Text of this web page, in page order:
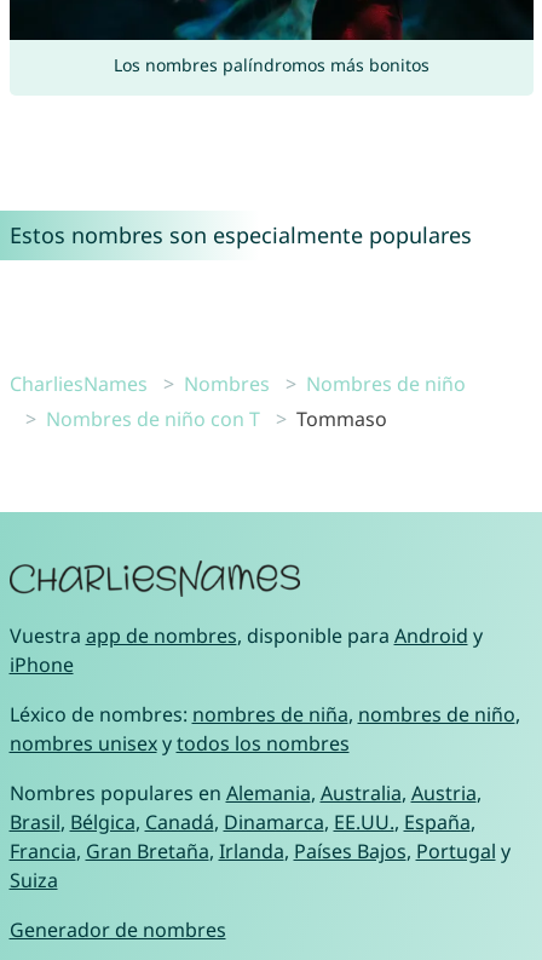
Los nombres palíndromos más bonitos
Estos nombres son especialmente populares
CharliesNames Nombres
Nombres de niño
Nombres de niño con T
Tommaso
Vuestra app de nombres, disponible para Android y
iPhone
Léxico de nombres: nombres de niña, nombres de niño,
nombres unisexytodos los nombres
Nombres populares en Alemania, Australia, Austria,
Brasil, Bélgica, Canadá, Dinamarca, EE.UU., España,
Francia, Gran Bretaña, Irlanda, Países Bajos, Portugal y
Suiza
Generador de nombres